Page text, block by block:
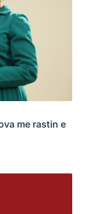
me rastin e